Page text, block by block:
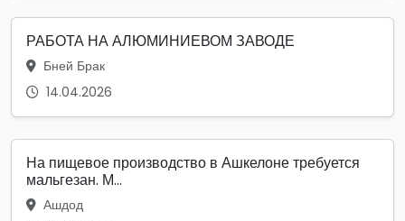
РАБОТА НА АЛЮМИНИЕВОМ ЗАВОДЕ
Бней Брак
14.04.2026
На пищевое производство в Ашкелоне требуется
мальгезан. М...
Ашдод